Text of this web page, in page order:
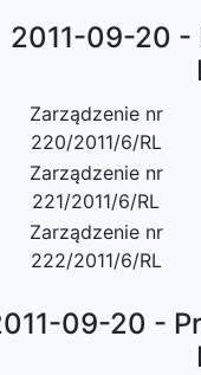
2011-09-20 -
Zarządzenie nr
220/2011/6/RL
Zarządzenie nr
221/2011/6/RL
Zarządzenie nr
222/2011/6/RL
09-20 -